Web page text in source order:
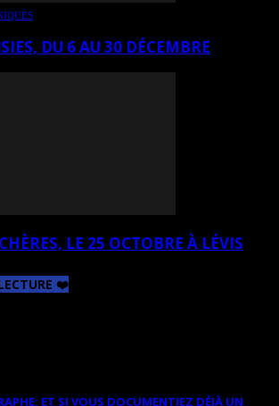
DU 6 AU 30 DÉCEMBRE
LE 25 OCTOBRE À LÉVIS
❤️
ET SI VOUS DOCUMENTIEZ DÉJÀ UN